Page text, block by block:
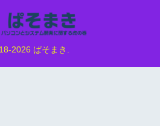
2026 ぱそまき.